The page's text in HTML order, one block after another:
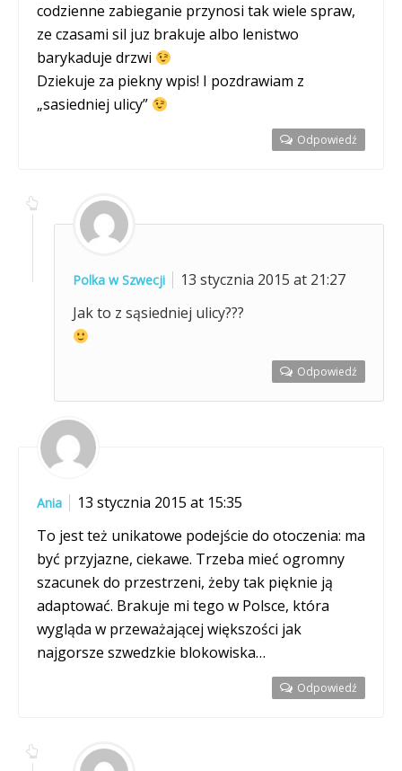
codzienne zabieganie przynosi tak wiele spraw,
ze czasami sil juz brakuje albo lenistwo
barykaduje drzwi
Dziekuje za piekny wpis! I pozdrawiam z
„sasiedniej ulicy”
Odpowiedź
Polka w Szwecji
13 stycznia 2015 at 21:27
Jak to z sąsiedniej ulicy???
Odpowiedź
Ania
13 stycznia 2015 at 15:35
To jest też unikatowe podejście do otoczenia: ma
być przyjazne, ciekawe. Trzeba mieć ogromny
szacunek do przestrzeni, żeby tak pięknie ją
adaptować. Brakuje mi tego w Polsce, która
wygląda w przeważającej większości jak
najgorsze szwedzkie blokowiska…
Odpowiedź